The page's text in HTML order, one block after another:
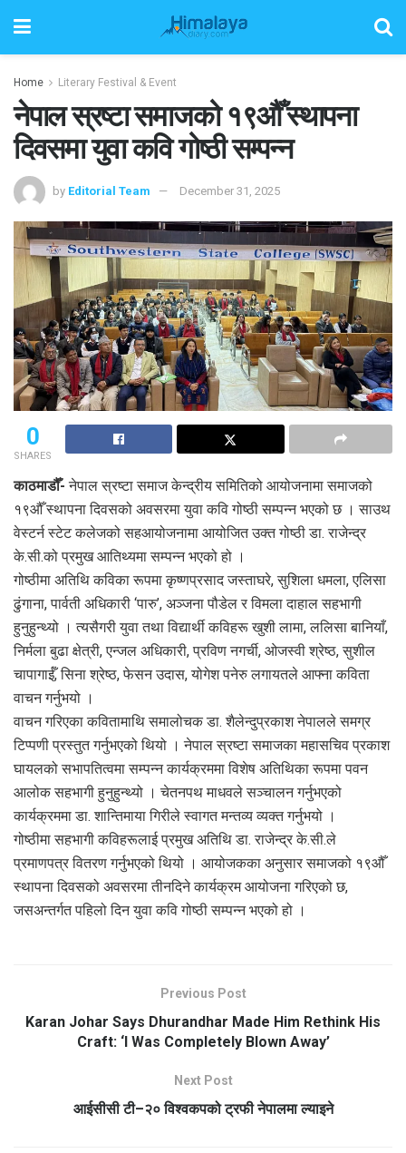
Home Literary Festival & Event
नेपाल स्रष्टा समाजको १९औँ स्थापना
दिवसमा युवा कवि गोष्ठी सम्पन्न
by Editorial Team December 31, 2025
0
SHARES
काठमाडौँ- नेपाल स्रष्टा समाज केन्द्रीय समितिको आयोजनामा समाजको
१९औँ स्थापना दिवसको अवसरमा युवा कवि गोष्ठी सम्पन्न भएको छ । साउथ
वेस्टर्न स्टेट कलेजको सहआयोजनामा आयोजित उक्त गोष्ठी डा. राजेन्द्र
के.सी.को प्रमुख आतिथ्यमा सम्पन्न भएको हो ।
गोष्ठीमा अतिथि कविका रूपमा कृष्णप्रसाद जस्ताघरे, सुशिला धमला, एलिसा
ढुंगाना, पार्वती अधिकारी ‘पारु’, अञ्जना पौडेल र विमला दाहाल सहभागी
हुनुहुन्थ्यो । त्यसैगरी युवा तथा विद्यार्थी कविहरू खुशी लामा, ललिसा बानियाँ,
निर्मला बुढा क्षेत्री, एन्जल अधिकारी, प्रविण नगर्ची, ओजस्वी श्रेष्ठ, सुशील
चापागाईँ, सिना श्रेष्ठ, फेसन उदास, योगेश पनेरु लगायतले आफ्ना कविता
वाचन गर्नुभयो ।
वाचन गरिएका कवितामाथि समालोचक डा. शैलेन्दुप्रकाश नेपालले समग्र
टिप्पणी प्रस्तुत गर्नुभएको थियो । नेपाल स्रष्टा समाजका महासचिव प्रकाश
घायलको सभापतित्वमा सम्पन्न कार्यक्रममा विशेष अतिथिका रूपमा पवन
आलोक सहभागी हुनुहुन्थ्यो । चेतनपथ माधवले सञ्चालन गर्नुभएको
कार्यक्रममा डा. शान्तिमाया गिरीले स्वागत मन्तव्य व्यक्त गर्नुभयो ।
गोष्ठीमा सहभागी कविहरूलाई प्रमुख अतिथि डा. राजेन्द्र के.सी.ले
प्रमाणपत्र वितरण गर्नुभएको थियो । आयोजकका अनुसार समाजको १९औँ
स्थापना दिवसको अवसरमा तीनदिने कार्यक्रम आयोजना गरिएको छ,
जसअन्तर्गत पहिलो दिन युवा कवि गोष्ठी सम्पन्न भएको हो ।
Previous Post
Karan Johar Says Dhurandhar Made Him Rethink His
Craft: ‘I Was Completely Blown Away’
Next Post
आईसीसी टी–२० विश्वकपको ट्रफी नेपालमा ल्याइने